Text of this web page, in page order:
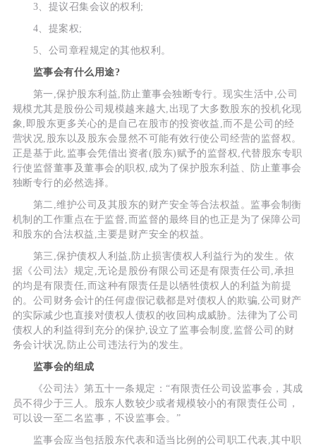
3、提议召集会议的权利;
4、提案权;
5、公司章程规定的其他权利。
监事会有什么用途?
第一,保护股东利益,防止董事会独断专行。现实生活中,公司
规模尤其是股份公司规模越来越大,出现了大多数股东的投机化现
象,即股东更多关心的是自己在股市的投资收益,而不是公司的经
营状况,股东以及股东会显然不可能有效行使公司经营的监督权。
正是基于此,监事会凭借出资者(股东)赋予的监督权,代替股东专职
行使监督董事及董事会的职权,成为了保护股东利益、防止董事会
独断专行的必然选择。
第二,维护公司及其股东的财产安全等合法权益。监事会制衡
机制的工作重点在于监督,而监督的最终目的也正是为了保障公司
和股东的合法权益,主要是财产安全的权益。
第三,保护债权人利益,防止损害债权人利益行为的发生。依
据《公司法》规定,无论是股份有限公司还是有限责任公司,承担
的均是有限责任,而这种有限责任是以牺牲债权人的利益为前提
的。公司财务会计的任何虚假记载都是对债权人的欺骗,公司财产
的实际减少也直接对债权人债权的收回构成威胁。法律为了公司
债权人的利益得到充分的保护,设立了监事会制度,监督公司的财
务会计状况,防止公司违法行为的发生。
监事会的组成
《公司法》第五十一条规定：“有限责任公司设监事会，其成
员不得少于三人。股东人数较少或者规模较小的有限责任公司，
可以设一至二名监事，不设监事会。”
监事会应当包括股东代表和适当比例的公司职工代表,其中职